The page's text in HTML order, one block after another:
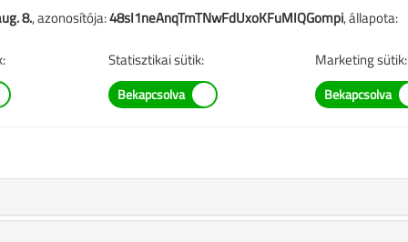
az egyes
8., azonosítója:48sI1neAnqTmTNwFdUxoKFuMIQGompi, állapota:
Statisztikai sütik: Marketing sütik: